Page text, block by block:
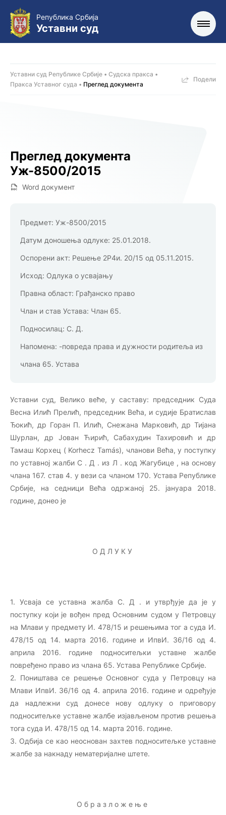
Република Србија
Уставни суд
Преглед документа
Уж-8500/2015
Word документ
Предмет: Уж-8500/2015
Датум доношења одлуке: 25.01.2018.
Оспорени акт: Решење 2Р4и. 20/15 од 05.11.2015.
Исход: Одлука о усвајању
Правна област: Грађанско право
Члан и став Устава: Члан 65.
Подносилац: С. Д.
Напомена: -повреда права и дужности родитеља из
члана 65. Устава
Уставни суд, Велико веће, у саставу: председник Суда
Весна Илић Прелић, председник Већа, и судије Братислав
Ђокић, др Горан П. Илић, Снежана Марковић, др Тијана
Шурлан, др Јован Ћирић, Сабахудин Тахировић и др
Тамаш Корхец ( Korhecz Tamás), чланови Већа, у поступку
по уставној жалби С . Д . из Л . код Жагубице , на основу
члана 167. став 4. у вези са чланом 170. Устава Републике
Србије, на седници Већа одржаној 25. јануара 2018.
године, донео је
О Д Л У К У
1. Усваја се уставна жалба С. Д . и утврђује да је у
поступку који је вођен пред Основним судом у Петровцу
на Млави у предмету И. 478/15 и решењима тог а суда И.
478/15 од 14. марта 2016. године и ИпвИ. 36/16 од 4.
априла 2016. године подноситељки уставне жалбе
повређено право из члана 65. Устава Републике Србије.
2. Поништава се решење Основног суда у Петровцу на
Млави ИпвИ. 36/16 од 4. априла 2016. године и одређује
да надлежни суд донесе нову одлуку о приговору
подноситељке уставне жалбе изјављеном против решења
тога суда И. 478/15 од 14. марта 2016. године.
3. Одбија се као неоснован захтев подноситељке уставне
жалбе за накнаду нематеријалне штете.
О б р а з л о ж е њ е
Уставни суд Републике Србије
Судска пракса
Пракса Уставног суда
Преглед документа
Подели